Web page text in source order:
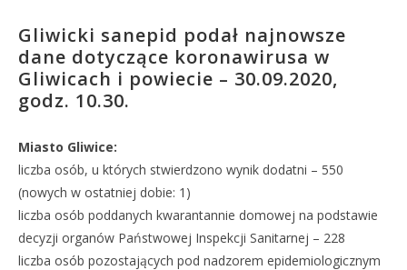
Gliwicki sanepid podał najnowsze
dane dotyczące koronawirusa w
Gliwicach i powiecie – 30.09.2020,
godz. 10.30.
Miasto Gliwice:
liczba osób, u których stwierdzono wynik dodatni – 550
(nowych w ostatniej dobie: 1)
liczba osób poddanych kwarantannie domowej na podstawie
decyzji organów Państwowej Inspekcji Sanitarnej – 228
liczba osób pozostających pod nadzorem epidemiologicznym